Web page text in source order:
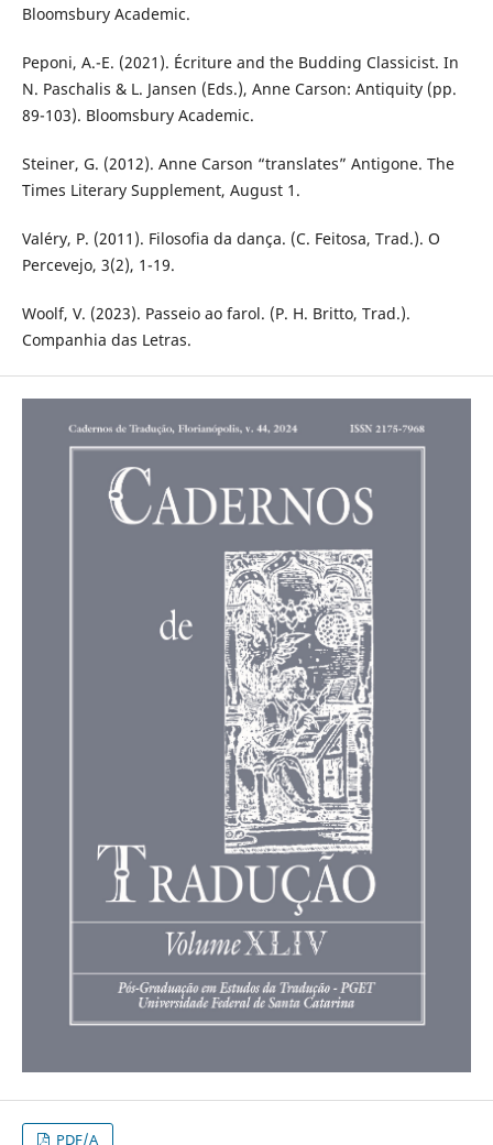
Bloomsbury Academic.
Peponi, A.-E. (2021). Écriture and the Budding Classicist. In
N. Paschalis & L. Jansen (Eds.), Anne Carson: Antiquity (pp.
89-103). Bloomsbury Academic.
Steiner, G. (2012). Anne Carson “translates” Antigone. The
Times Literary Supplement, August 1.
Valéry, P. (2011). Filosofia da dança. (C. Feitosa, Trad.). O
Percevejo, 3(2), 1-19.
Woolf, V. (2023). Passeio ao farol. (P. H. Britto, Trad.).
Companhia das Letras.
PDF/A